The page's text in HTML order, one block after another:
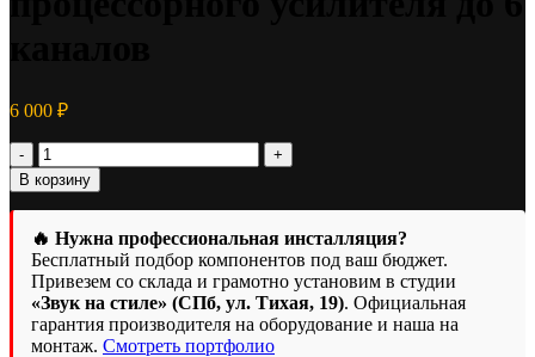
6 000 ₽
Количество
товара
Установка,
подключение
процессорного
усилителя
до
6
каналов
В корзину
🔥 Нужна профессиональная инсталляция?
Бесплатный подбор компонентов под ваш бюджет.
Привезем со склада и грамотно установим в студии
«Звук на стиле» (СПб, ул. Тихая, 19). Официальная
гарантия производителя на оборудование и наша на
монтаж. Смотреть портфолио